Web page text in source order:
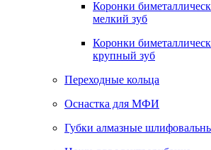
Коронки
мелкий зуб
Коронки
крупный зуб
Переходные кольца
Оснастка для МФИ
Губки алмазные